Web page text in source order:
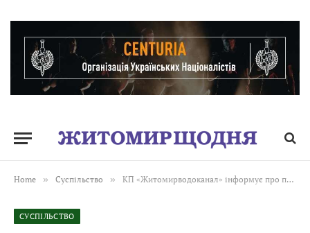
Home » Суспільство » КП «Житомирводоканал» інформує про проведення планової промивки та дезінфекції системи розподілу води
СУСПІЛЬСТВО